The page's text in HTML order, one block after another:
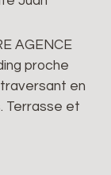
AGENCE
proche
en
Terrasse et